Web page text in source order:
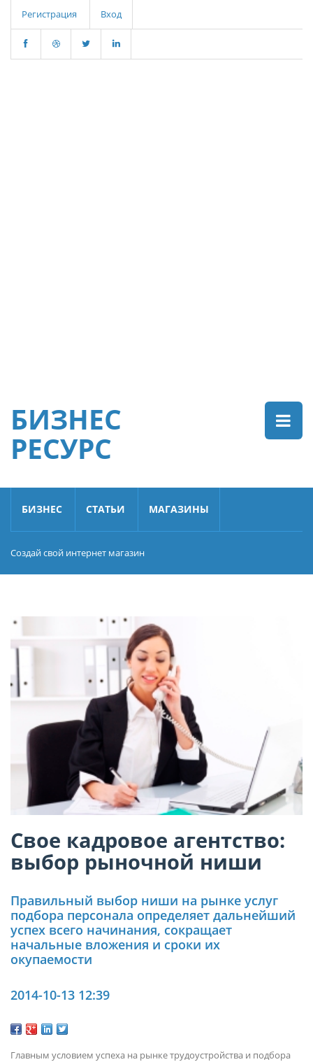
Регистрация Вход
БИЗНЕС
РЕСУРС
БИЗНЕС СТАТЬИ МАГАЗИНЫ
Создай свой интернет магазин
Свое кадровое агентство:
выбор рыночной ниши
Правильный выбор ниши на рынке услуг
подбора персонала определяет дальнейший
успех всего начинания, сокращает
начальные вложения и сроки их
окупаемости
2014-10-13 12:39
Главным условием успеха на рынке трудоустройства и подбора